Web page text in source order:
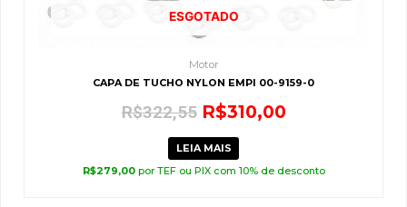
ESGOTADO
Motor
CAPA DE TUCHO NYLON EMPI 00-9159-0
R$322,55 R$310,00
LEIA MAIS
R$279,00 por TEF ou PIX com 10% de desconto